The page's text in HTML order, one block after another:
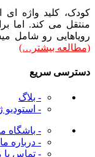
کودک، کلید واژه
منتقل می کند. اما
رویاهایی رو شامل میشه که تا 100
(مطالعه بیشتر…)
دسترسی سریع
- بلاگ
- استودیو
- باشگاه
- درباره ما
- تماس با